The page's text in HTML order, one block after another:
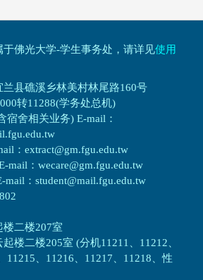
于佛光大学-学生事务处，请详见使用
兰县礁溪乡林美村林尾路160号
转11288(学务处总机)
宿舍相关业务) E-mail：
：extract@gm.fgu.edu.tw
mail：wecare@gm.fgu.edu.tw
mail：student@mail.fgu.edu.tw
二楼207室
起楼二楼205室 (分机11211、11212、
11215、11216、11217、11218、性